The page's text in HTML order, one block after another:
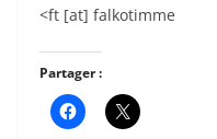
<ft [at] falkotimme
Partager :